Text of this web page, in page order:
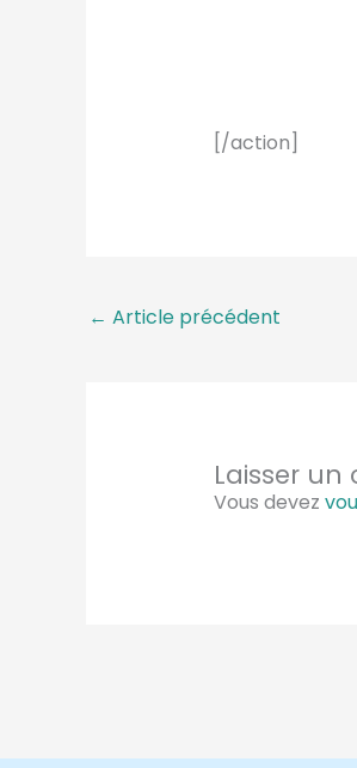
[/action]
← Article précédent
Laisser
Vous devez